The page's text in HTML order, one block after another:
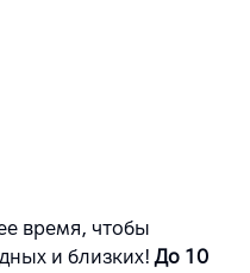
время, чтобы
и близких!До 10